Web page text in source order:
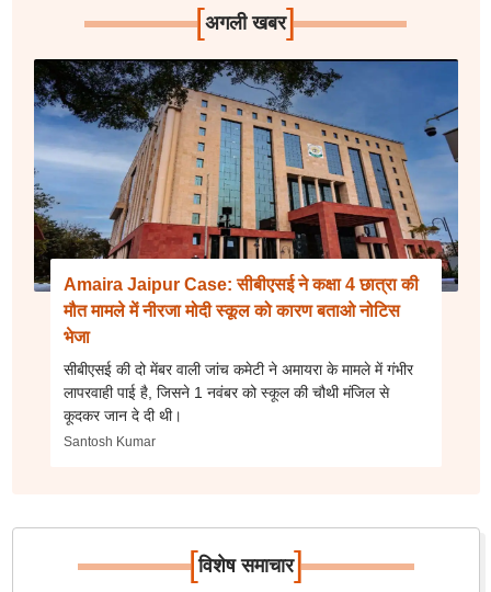
[अगली खबर]
Amaira Jaipur Case: सीबीएसई ने कक्षा 4 छात्रा की
मौत मामले में नीरजा मोदी स्कूल को कारण बताओ नोटिस
भेजा
सीबीएसई की दो मेंबर वाली जांच कमेटी ने अमायरा के मामले में गंभीर
लापरवाही पाई है, जिसने 1 नवंबर को स्कूल की चौथी मंजिल से
कूदकर जान दे दी थी।
Santosh Kumar
[विशेष समाचार]